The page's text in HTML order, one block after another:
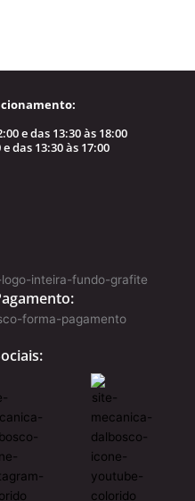
e das 13:30 às 18:00
e das 13:30 às 17:00